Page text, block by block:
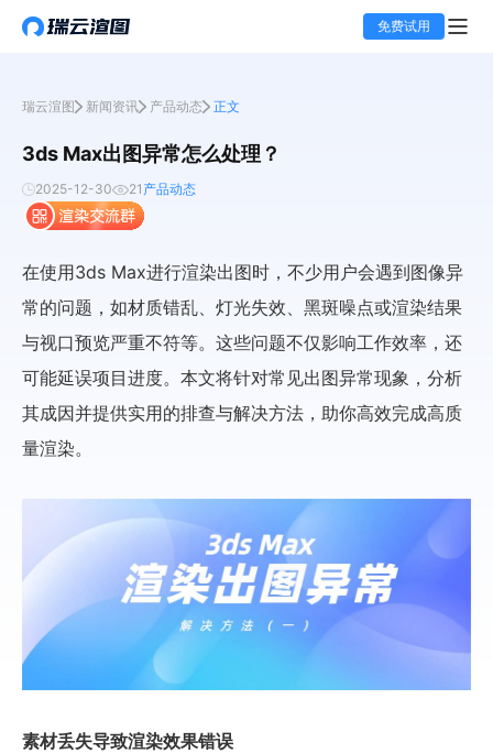
免费试用
瑞云渲图 新闻资讯 产品动态 正文
3ds Max出图异常怎么处理？
2025-12-30 21 产品动态
在使用3ds Max进行渲染出图时，不少用户会遇到图像异
常的问题，如材质错乱、灯光失效、黑斑噪点或渲染结果
与视口预览严重不符等。这些问题不仅影响工作效率，还
可能延误项目进度。本文将针对常见出图异常现象，分析
其成因并提供实用的排查与解决方法，助你高效完成高质
量渲染。
素材丢失导致渲染效果错误